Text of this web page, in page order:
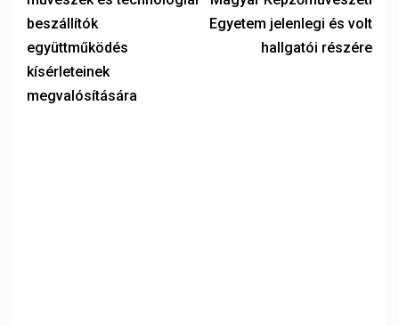
beszállítók
együttműködés
kísérleteinek
megvalósítására
Egyetem jelenlegi és volt
hallgatói részére